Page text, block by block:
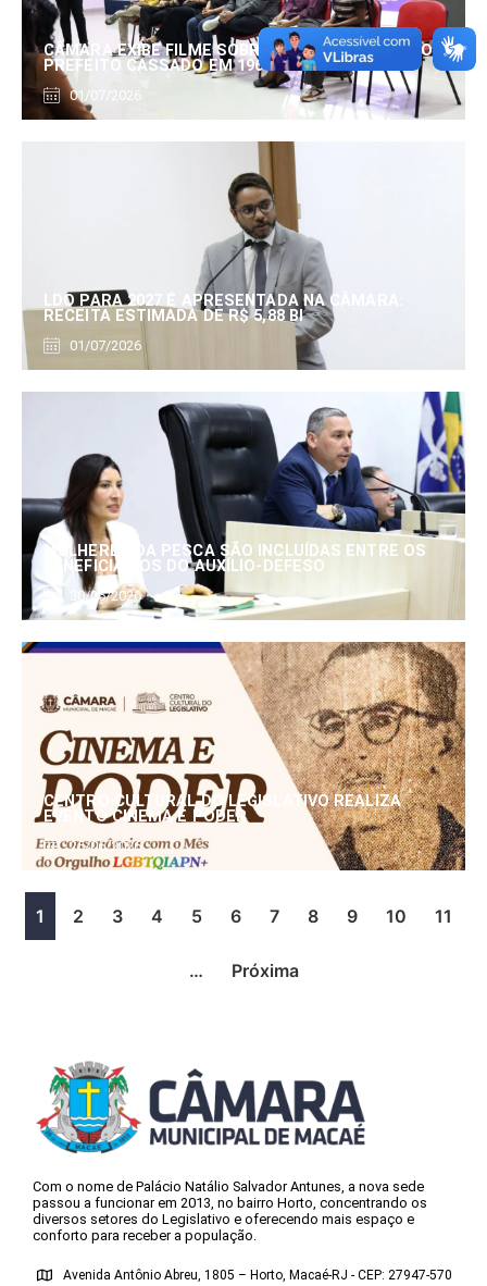
CÂMARA EXIBE FILME SOBRE EDUARDO SERRANO,
PREFEITO CASSADO EM 1960
01/07/2026
LDO PARA 2027 É APRESENTADA NA CÂMARA:
RECEITA ESTIMADA DE R$ 5,88 BI
01/07/2026
MULHERES DA PESCA SÃO INCLUÍDAS ENTRE OS
BENEFICIÁRIOS DO AUXÍLIO-DEFESO
30/06/2026
CENTRO CULTURAL DO LEGISLATIVO REALIZA
EVENTO CINEMA E PODER
25/06/2026
1 2 3 4 5 6 7 8 9 10 11
… Próxima
Com o nome de Palácio Natálio Salvador Antunes, a nova sede
passou a funcionar em 2013, no bairro Horto, concentrando os
diversos setores do Legislativo e oferecendo mais espaço e
conforto para receber a população.
Avenida Antônio Abreu, 1805 – Horto, Macaé-RJ - CEP: 27947-570